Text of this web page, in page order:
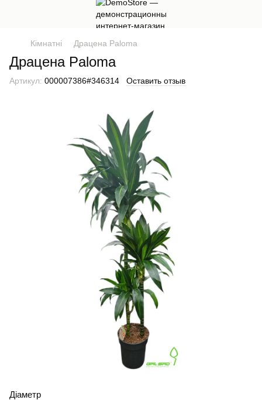
Кімнатні Драцена Paloma
Драцена Paloma
Артикул: 000007386#346314 Оставить отзыв
Діаметр